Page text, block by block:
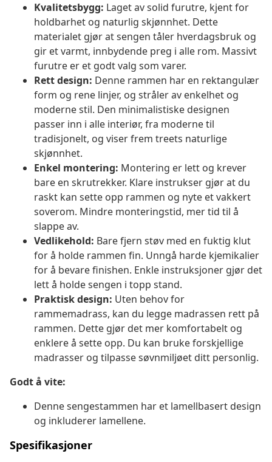
Kvalitetsbygg: Laget av solid furutre, kjent for
holdbarhet og naturlig skjønnhet. Dette
materialet gjør at sengen tåler hverdagsbruk og
gir et varmt, innbydende preg i alle rom. Massivt
furutre er et godt valg som varer.
Rett design: Denne rammen har en rektangulær
form og rene linjer, og stråler av enkelhet og
moderne stil. Den minimalistiske designen
passer inn i alle interiør, fra moderne til
tradisjonelt, og viser frem treets naturlige
skjønnhet.
Enkel montering: Montering er lett og krever
bare en skrutrekker. Klare instrukser gjør at du
raskt kan sette opp rammen og nyte et vakkert
soverom. Mindre monteringstid, mer tid til å
slappe av.
Vedlikehold: Bare fjern støv med en fuktig klut
for å holde rammen fin. Unngå harde kjemikalier
for å bevare finishen. Enkle instruksjoner gjør det
lett å holde sengen i topp stand.
Praktisk design: Uten behov for
rammemadrass, kan du legge madrassen rett på
rammen. Dette gjør det mer komfortabelt og
enklere å sette opp. Du kan bruke forskjellige
madrasser og tilpasse søvnmiljøet ditt personlig.
Godt å vite:
Denne sengestammen har et lamellbasert design
og inkluderer lamellene.
Spesifikasjoner